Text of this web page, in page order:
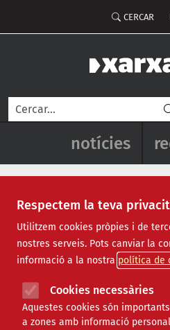
Respectem la teva
Utilitzem cookies pròpies i de
nostres serveis. Pots canviar la
informació a la nostra política de
Cookies necessàries
Aquestes cookies són
a zones amb informació
Menú
CERCAR
Cerca
Navegació
notícies
Recursos
Tots | Econòmic | Jurídic |
Formació | Finançament |
Ofertes de feina
Webinars